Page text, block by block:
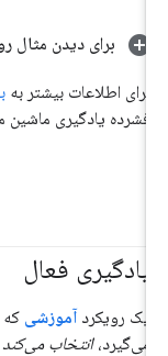
برای دیدن مثال روی
برای اطلاعات بیشتر به
فشرده یادگیری ماشین
یادگیری فعال
یک رویکردآموزشیکه در
می‌گیرد،انتخاب می‌کند.